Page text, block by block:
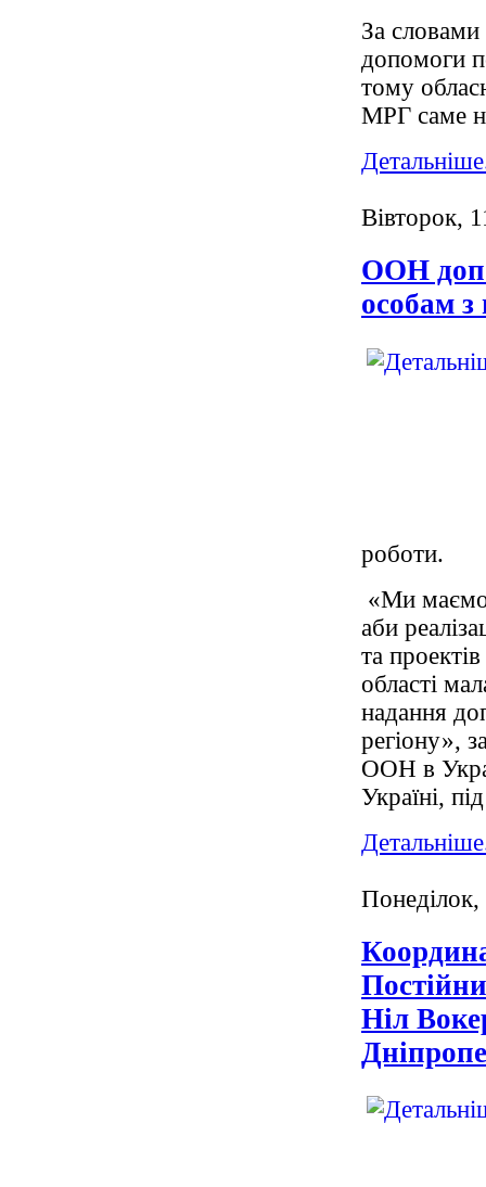
За словами
допомоги
тому
МРГ саме
Вівторок,
ООН
особам з
роботи.
«Ми
аби
та
області
надання
регіону»,
ООН в
Україні,
Ніл